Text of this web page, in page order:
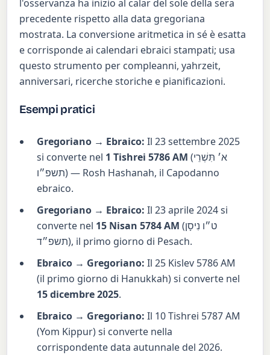
l'osservanza ha inizio al calar del sole della sera
precedente rispetto alla data gregoriana
mostrata. La conversione aritmetica in sé è esatta
e corrisponde ai calendari ebraici stampati; usa
questo strumento per compleanni, yahrzeit,
anniversari, ricerche storiche e pianificazioni.
Esempi pratici
Gregoriano → Ebraico: Il 23 settembre 2025
si converte nel 1 Tishrei 5786 AM (א׳ תִּשְׁרֵי
תשפ״ו) — Rosh Hashanah, il Capodanno
ebraico.
Gregoriano → Ebraico: Il 23 aprile 2024 si
converte nel 15 Nisan 5784 AM (ט״ו נִיסָן
תשפ״ד), il primo giorno di Pesach.
Ebraico → Gregoriano: Il 25 Kislev 5786 AM
(il primo giorno di Hanukkah) si converte nel
15 dicembre 2025.
Ebraico → Gregoriano: Il 10 Tishrei 5787 AM
(Yom Kippur) si converte nella
corrispondente data autunnale del 2026.